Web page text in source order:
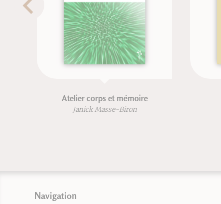
ePub : Les songes et les rêves
Navigation